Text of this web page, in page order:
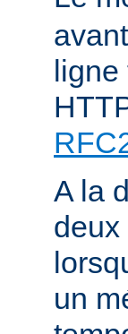
ligne
A la
deux
un